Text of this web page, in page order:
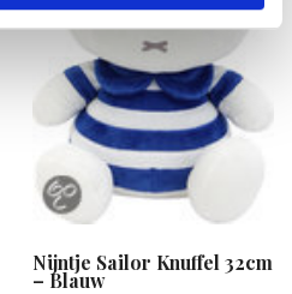
Nijntje Sailor Knuffel 32cm
– Blauw